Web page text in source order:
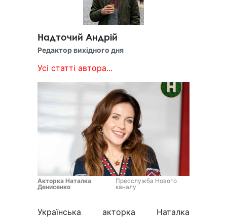
Надточий Андрій
Редактор вихідного дня
Усі статті автора...
Акторка Наталка
Денисенко
Пресслужба Нового
каналу
Українська акторка Наталка